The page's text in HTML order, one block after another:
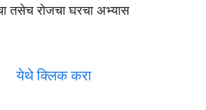
तसेच रोजचा घरचा अभ्यास
येथे क्लिक करा